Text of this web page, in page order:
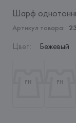
Шарф
Артикул товара:
Цвет: Бежевый